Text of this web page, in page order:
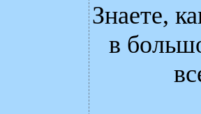
Знаете,
в